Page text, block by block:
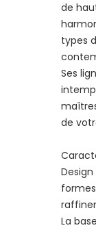
de
types
Ses
de
La